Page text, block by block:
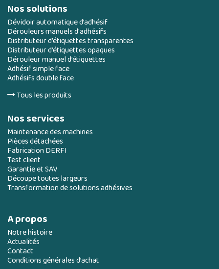
Nos solutions
Dévidoir automatique d’adhésif
Dérouleurs manuels d'adhésifs
Distributeur d’étiquettes transparentes
Distributeur d’étiquettes opaques
Dérouleur manuel d’étiquettes
Adhésif simple face
Adhésifs double face
Tous les produits
Nos services
Maintenance des machines
Pièces détachées
Fabrication DERFI
Test client
Garantie et SAV
Découpe toutes largeurs
Transformation de solutions adhésives
A propos
Notre histoire
Actualités
Contact
Conditions générales d’achat